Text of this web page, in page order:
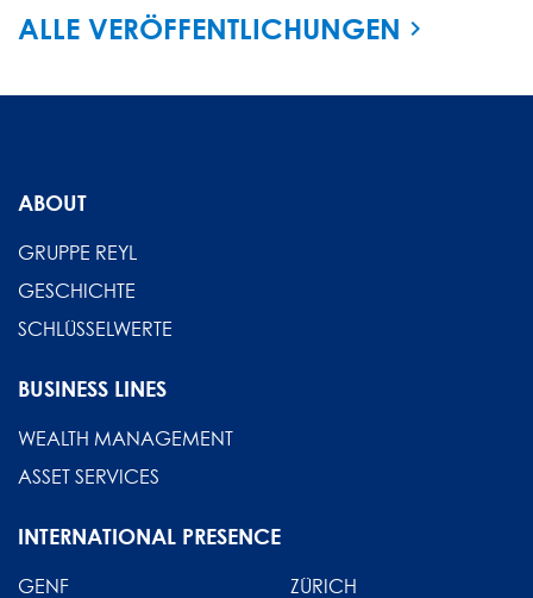
ALLE VERÖFFENTLICHUNGEN
ABOUT
GRUPPE REYL
GESCHICHTE
SCHLÜSSELWERTE
BUSINESS LINES
WEALTH MANAGEMENT
ASSET SERVICES
INTERNATIONAL PRESENCE
GENF ZÜRICH